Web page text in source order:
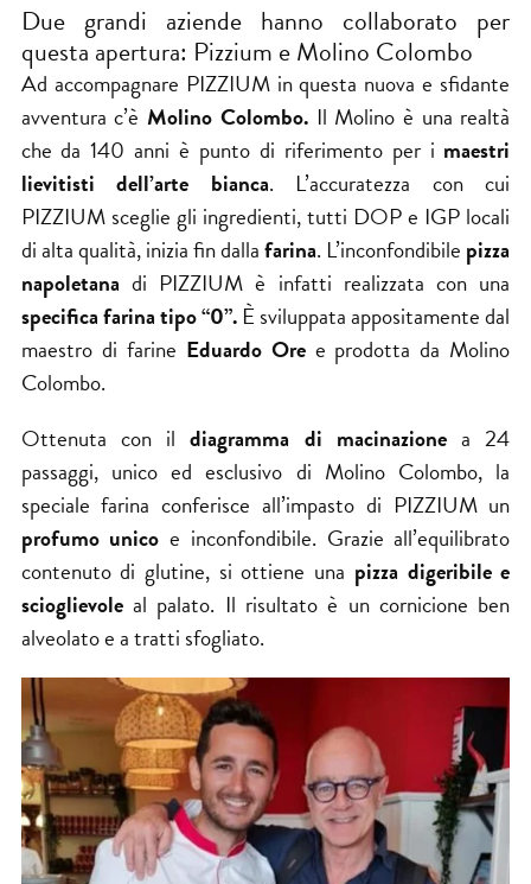
Due grandi aziende hanno collaborato per
questa apertura: Pizzium e Molino Colombo
Ad accompagnare PIZZIUM in questa nuova e sfidante
avventura c’è Molino Colombo.Il Molino è una realtà
che da 140 anni è punto di riferimento per i maestri
lievitisti dell’arte bianca. L’accuratezza con cui
PIZZIUM sceglie gli ingredienti, tutti DOP e IGP locali
di alta qualità, inizia fin dallafarina. L’inconfondibile pizza
napoletana di PIZZIUM è infatti realizzata con una
specifica farina tipo “0”.È sviluppata appositamente dal
maestro di farine Eduardo Oree prodotta da Molino
Colombo.
Ottenuta con ildiagramma di macinazionea 24
passaggi, unico ed esclusivo di Molino Colombo, la
speciale farina conferisce all’impasto di PIZZIUM un
profumo unico e inconfondibile. Grazie all’equilibrato
contenuto di glutine, si ottiene una pizza digeribile e
scioglievoleal palato. Il risultato è un cornicione ben
alveolato e a tratti sfogliato.